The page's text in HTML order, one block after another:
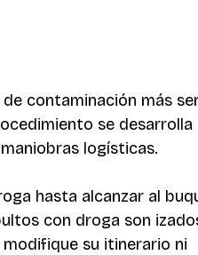
contaminación más
se desarrolla
logísticas.
hasta alcanzar al
con droga son
modifique su itinerario ni